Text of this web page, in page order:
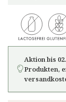
Aktion bis
Produkten,